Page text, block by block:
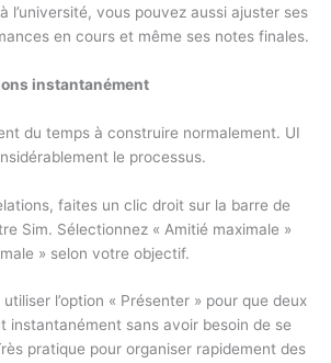
l’université, vous pouvez aussi ajuster ses
en cours et même ses notes finales.
instantanément
du temps à construire normalement. UI
le processus.
faites un clic droit sur la barre de
Sim. Sélectionnez « Amitié maximale »
» selon votre objectif.
l’option « Présenter » pour que deux
instantanément sans avoir besoin de se
pratique pour organiser rapidement des